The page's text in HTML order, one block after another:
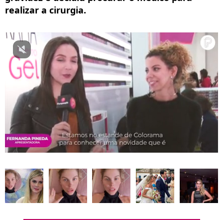
realizar a cirurgia.